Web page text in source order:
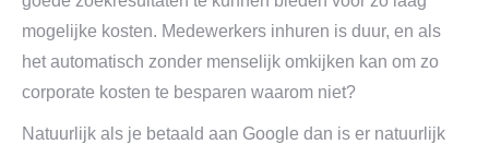
mogelijke kosten. Medewerkers inhuren is duur, en als
het automatisch zonder menselijk omkijken kan om zo
corporate kosten te besparen waarom niet?
Natuurlijk als je betaald aan Google dan is er natuurlijk